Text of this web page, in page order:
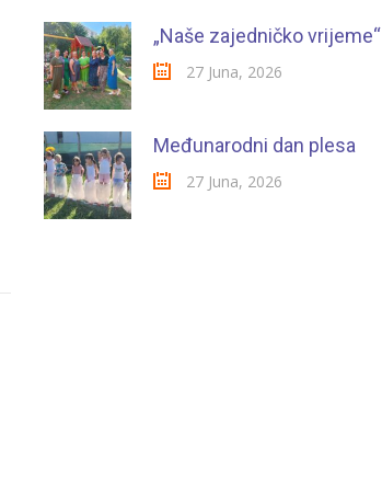
„Naše zajedničko vrijeme“
27 Juna, 2026
Međunarodni dan plesa
27 Juna, 2026